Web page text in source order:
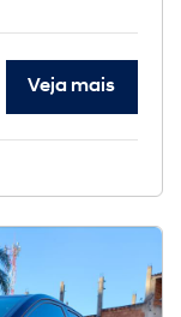
Veja mais